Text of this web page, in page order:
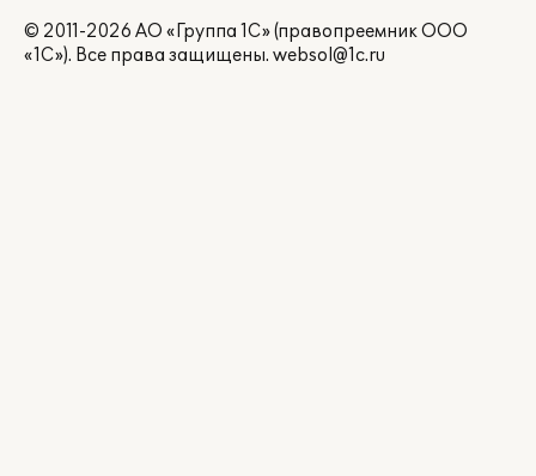
© 2011-2026 АО «Группа 1С» (правопреемник ООО
«1С»). Все права защищены. websol@1c.ru